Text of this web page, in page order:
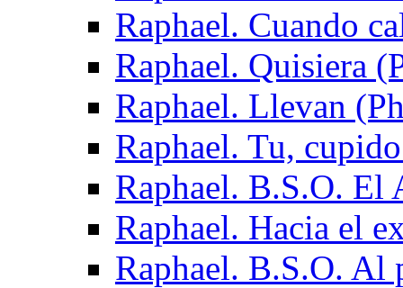
Raphael. Cuando
Raphael. Quisiera
Raphael. Llevan
Raphael. Tu,
Raphael. B.S.O. El
Raphael. Hacia el
Raphael. B.S.O. Al